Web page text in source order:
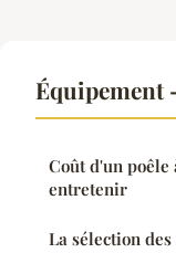
Équipement
Coût d'un
entretenir
La sélection